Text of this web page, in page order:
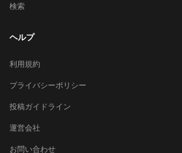
検索
ヘルプ
利用規約
プライバシーポリシー
投稿ガイドライン
運営会社
お問い合わせ